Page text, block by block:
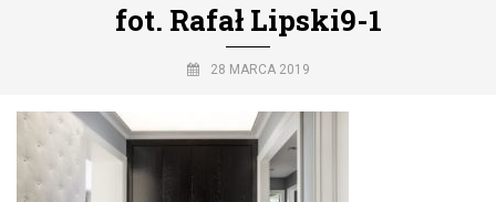
fot. Rafał Lipski9-1
28 MARCA 2019